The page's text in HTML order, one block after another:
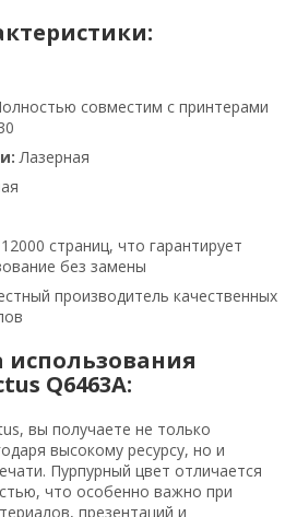
совместим с принтерами
Лазерная
страниц, что гарантирует
без замены
производитель качественных
Q6463A:
вы получаете не только
высокому ресурсу, но и
Пурпурный цвет отличается
что особенно важно при
презентаций и